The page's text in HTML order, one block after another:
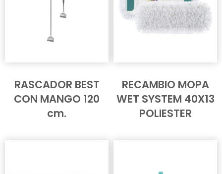
RASCADOR BEST
CON MANGO 120
cm.
RECAMBIO MOPA
WET SYSTEM 40X13
POLIESTER